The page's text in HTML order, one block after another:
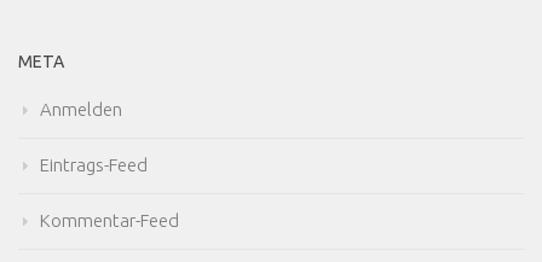
META
Anmelden
Eintrags-Feed
Kommentar-Feed